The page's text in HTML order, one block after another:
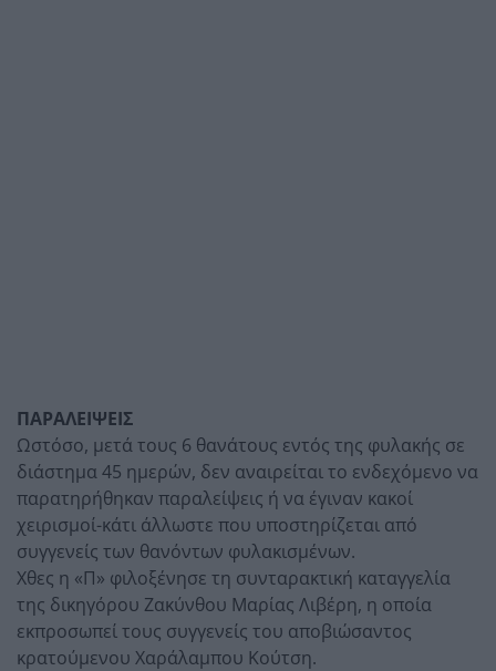
ΠΑΡΑΛΕΙΨΕΙΣ
Ωστόσο, μετά τους 6 θανάτους εντός της φυλακής σε
διάστημα 45 ημερών, δεν αναιρείται το ενδεχόμενο να
παρατηρήθηκαν παραλείψεις ή να έγιναν κακοί
χειρισμοί-κάτι άλλωστε που υποστηρίζεται από
συγγενείς των θανόντων φυλακισμένων.
Χθες η «Π» φιλοξένησε τη συνταρακτική καταγγελία
της δικηγόρου Ζακύνθου Μαρίας Λιβέρη, η οποία
εκπροσωπεί τους συγγενείς του αποβιώσαντος
κρατούμενου Χαράλαμπου Κούτση.